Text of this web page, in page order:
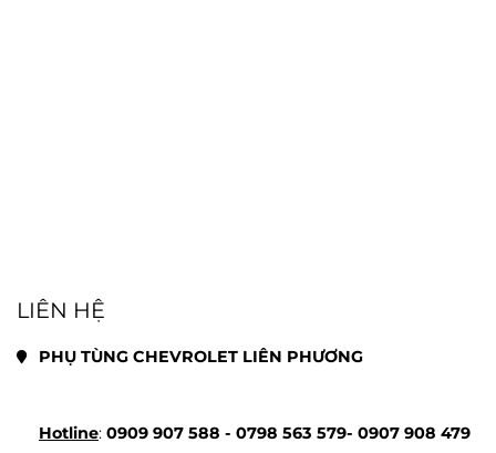
LIÊN HỆ
PHỤ TÙNG CHEVROLET LIÊN PHƯƠNG
Hotline: 0909 907 588 - 0798 563 579- 0907 908 479